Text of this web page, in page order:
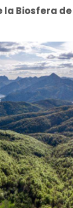
la Biosfera